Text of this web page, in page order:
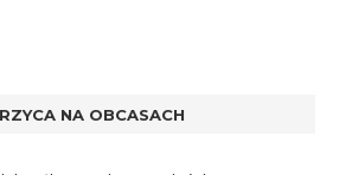
NA OBCASACH